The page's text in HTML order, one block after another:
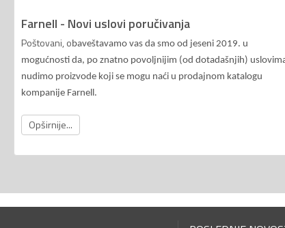
Farnell - Novi uslovi poručivanja
Poštovani, o baveštavamo vas da smo od jeseni 2019. u
mogućnosti da, po znatno povoljnijim (od dotadašnjih)
nudimo proizvode koji se mogu naći u prodajnom katalogu
kompanije Farnell.
Opširnije...